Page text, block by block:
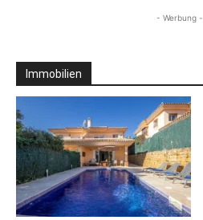
- Werbung -
Immobilien